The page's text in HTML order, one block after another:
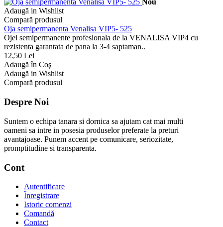
Nou
Adaugă in Wishlist
Compară produsul
Oja semipermanenta Venalisa VIP5- 525
Ojei semipermanente profesionala de la VENALISA VIP4 cu
rezistenta garantata de pana la 3-4 saptaman..
12,50 Lei
Adaugă în Coş
Adaugă in Wishlist
Compară produsul
Despre Noi
Suntem o echipa tanara si dornica sa ajutam cat mai multi
oameni sa intre in posesia produselor preferate la preturi
avantajoase. Punem accent pe comunicare, seriozitate,
promptitudine si transparenta.
Cont
Autentificare
Înregistrare
Istoric comenzi
Comandă
Contact